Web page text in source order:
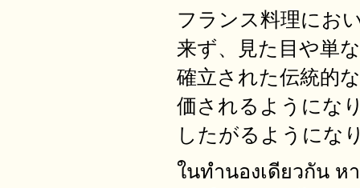
フランス料理にお
来ず、見た目や単
確立された伝統的
価されるようにな
したがるようにな
ในทำนองเดียวกัน ห